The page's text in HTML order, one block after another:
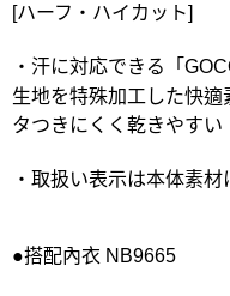
[ハーフ・ハイカット]
・汗に対応できる「
生地を特殊加工した快
タつきにくく乾きやすい
・取扱い表示は本体素材
●搭配內衣 NB9665